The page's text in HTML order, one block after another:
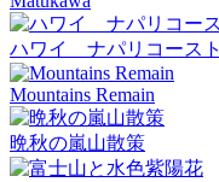
ハワイ ナパリコースト
Mountains Remain
晩秋の嵐山散策